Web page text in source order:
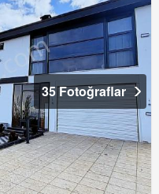
35 Fotoğraflar